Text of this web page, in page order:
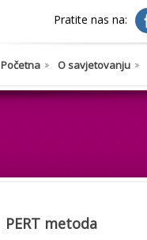
Pratite nas na:
Početna O savjetovanju
PERT metoda